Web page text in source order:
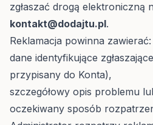
zgłaszać drogą elektroniczną
kontakt@dodajtu.pl.
Reklamacja powinna zawierać:
dane identyfikujące
przypisany do Konta),
szczegółowy opis problemu
oczekiwany sposób